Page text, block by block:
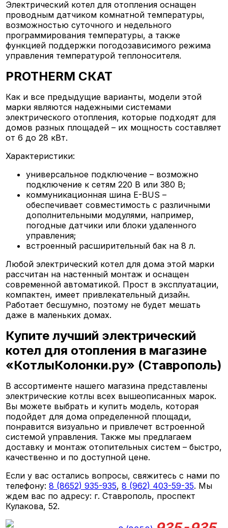
Электрический котел для отопления оснащен
проводным датчиком комнатной температуры,
возможностью суточного и недельного
программирования температуры, а также
функцией поддержки погодозависимого режима
управления температурой теплоносителя.
PROTHERM СКАТ
Как и все предыдущие варианты, модели этой
марки являются надежными системами
электрического отопления, которые подходят для
домов разных площадей – их мощность составляет
от 6 до 28 кВт.
Характеристики:
универсальное подключение – возможно
подключение к сетям 220 В или 380 В;
коммуникационная шина E-BUS –
обеспечивает совместимость с различными
дополнительными модулями, например,
погодные датчики или блоки удаленного
управления;
встроенный расширительный бак на 8 л.
Любой электрический котел для дома этой марки
рассчитан на настенный монтаж и оснащен
современной автоматикой. Прост в эксплуатации,
компактен, имеет привлекательный дизайн.
Работает бесшумно, поэтому не будет мешать
даже в маленьких домах.
Купите лучший электрический
котел для отопления в магазине
«КотлыКолонки.ру» (Ставрополь)
В ассортименте нашего магазина представлены
электрические котлы всех вышеописанных марок.
Вы можете выбрать и купить модель, которая
подойдет для дома определенной площади,
понравится визуально и привлечет встроенной
системой управления. Также мы предлагаем
доставку и монтаж отопительных систем – быстро,
качественно и по доступной цене.
Если у вас остались вопросы, свяжитесь с нами по
телефону:8 (8652) 935-935,8 (962) 403-59-35. Мы
ждем вас по адресу: г. Ставрополь, проспект
Кулакова, 52.